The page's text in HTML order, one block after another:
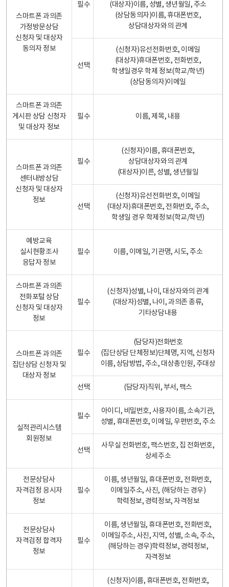
스마트폰 과의존
가정방문상담
신청자 및 대상자
동의자 정보
필수
(대상자)이름, 성별, 생년월일, 주소
(상담동의자)이름, 휴대폰번호,
상담대상자와의 관계
선택
(신청자)유선전화번호, 이메일
(대상자)휴대폰번호, 전화번호,
학생일경우 학제 정보(학교/학년)
(상담동의자)이메일
스마트폰 과의존
게시판 상담 신청자
및 대상자 정보
필수 이름, 제목, 내용
스마트폰 과의존
센터내방상담
신청자 및 대상자
정보
필수
(신청자)이름, 휴대폰번호,
상담대상자와의 관계
(대상자)이른, 성별, 생년월일
선택
(신청자)유선전화번호, 이메일
(대상자)휴대폰번호, 전화번호, 주소,
학생일 경우 학제정보(학교/학년)
예방교육
실시현황조사
응답자 정보
필수 이름, 이메일, 기관명, 시도, 주소
스마트폰 과의존
전화포털 상담
신청자 및 대상자
정보
필수
(신청자)성별, 나이, 대상자와의 관계
(대상자)성별, 나이, 과의존 종류,
기타상담내용
스마트폰 과의존
집단상담 신청자 및
대상자 정보
필수
(담당자)전화번호
(집단상담 단체정보)단체명, 지역, 신청자
이름, 상담방법, 주소, 대상총인원, 주대상
선택 (담당자)직위, 부서, 팩스
실적관리시스템
회원정보
필수
아이디, 비밀번호, 사용자이름, 소속기관,
성별, 휴대폰번호, 이메일, 우편번호, 주소
선택
사무실 전화번호, 팩스번호, 집 전화번호,
상세주소
전문상담사
자격검정 응시자
정보
필수
이름, 생년월일, 휴대폰번호, 전화번호,
이메일주소, 사진, (해당하는 경우)
학력정보, 경력정보, 자격정보
전문상담사
자격검정 합격자
정보
필수
이름, 생년월일, 휴대폰번호, 전화번호,
이메일주소, 사진, 지역, 성별, 소속, 주소,
(해당하는 경우)학력정보, 경력정보,
자격정보
(신청자)이름, 휴대폰번호, 전화번호,